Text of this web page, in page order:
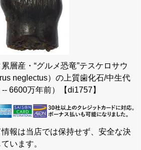
層産・“グルメ恐竜”テスケロサウ
neglectus）の上質歯化石/中生代
6600万年前）【di1757】
報は当店では保持せず、安全な決
います。